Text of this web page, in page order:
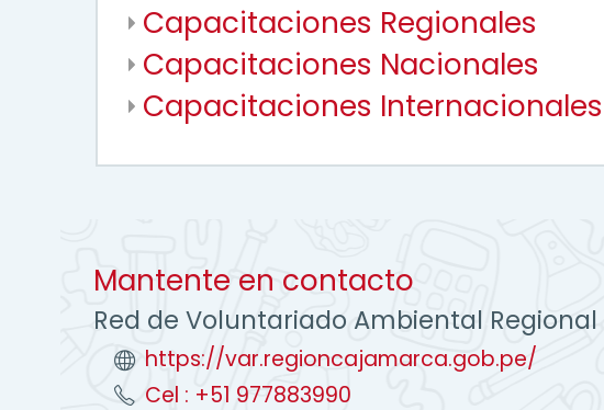
Capacitaciones Regionales
Capacitaciones Nacionales
Capacitaciones Internacionales
Mantente en contacto
Red de Voluntariado Ambiental Regional
https://var.regioncajamarca.gob.pe/
Cel : +51 977883990